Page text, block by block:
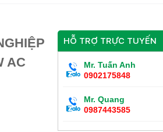
AC
HỖ TRỢ TRỰC TUYẾN
Mr. Tuấn Anh
0902175848
Mr. Quang
0987443585